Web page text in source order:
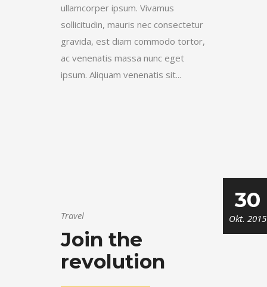
ullamcorper ipsum. Vivamus
sollicitudin, mauris nec consectetur
gravida, est diam commodo tortor,
ac venenatis massa nunc eget
ipsum. Aliquam venenatis sit...
30
Okt. 2015
Travel
Join the
revolution